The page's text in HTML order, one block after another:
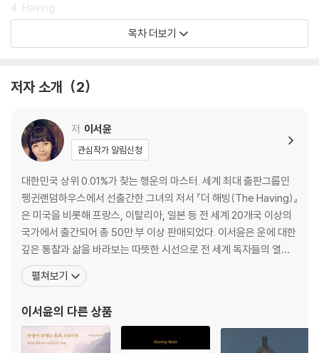
4. Having
5.ㅤHaving의 비밀
- Having으로 위기를 벗어난 사업가
7. 불안에서 벗어나는 방법
- 구루 스토리_구루의 길
2부. 돈을 끌어오는 사람 vs 돈을 밀어내는 사람
9. 베로나의 햇살
10. 진짜 부자
- 일본 ‘경영의 신’이 말하는 세 가지 은혜
11. 가짜 부자
- 부자의 금덩이
12. 돈을 끌어당기는 힘
- 아버지가 남긴 유산, Having
13. 귀인
- 진짜 부자와 가짜 부자의 귀인
목차 더보기
저자 소개 2
저 이서윤
관심작가 알림신청
대한민국 상위 0.01%가 찾는 행운의 마스터. 세계 최대 출판그룹인
펭귄랜덤하우스에서 선출간한 그녀의 저서 『더 해빙(The Having)』
은 미국을 비롯해 프랑스, 이탈리아, 일본 등 전 세계 20개국 이상의
국가에서 출간되어 총 50만 부 이상 판매되었다. 이서윤은 운에 대한
깊은 통찰과 삶을 바라보는 따뜻한 시선으로 전 세계 독자들의 열렬
한 지지를 받고 있다. 버락 오바마 미 대통령의 출판 에이전트였던 제
인 디스털은 이서윤의 에이전트를 자처하며 “삶을 살아가는 방식에
노의 비밀』의 저자 조 비테일은
펼쳐보기
이서윤의 다른 상품